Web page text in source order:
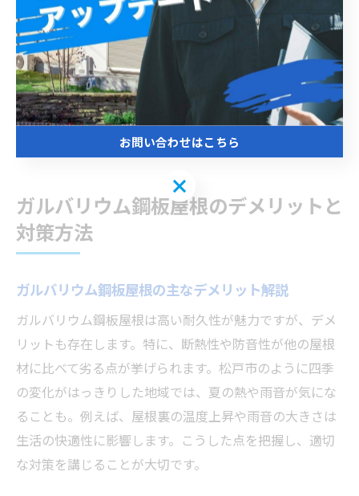
用だけでなく、長期的な修繕コストまで見据えることが
大切です。ガルバリウム鋼板は、耐用年数が長く維持費
が少ないため、トータルコストを抑えることができま
す。具体的には、定期点検の実施や、必要最小限の補修
にとどめることで、無駄な出費を防ぎます。結果的に、
安心と経済性を両立したリフォームが可能となります。
ガルバリウム鋼板屋根のデメリットと
対策方法
ガルバリウム鋼板屋根の主なデメリット解説
ガルバリウム鋼板屋根は高い耐久性が魅力ですが、デメ
リットも存在します。特に、断熱性や防音性が他の屋根
材に比べて劣る点が挙げられます。松戸市のように四季
の変化がはっきりした地域では、夏の熱や雨音が気にな
ることも。例えば、屋根裏の温度上昇や雨音の大きさは
生活の快適性に影響します。こうした点を把握し、適切
な対策を講じることが大切です。
お問い合わせはこちら
お問い合わせはこちら